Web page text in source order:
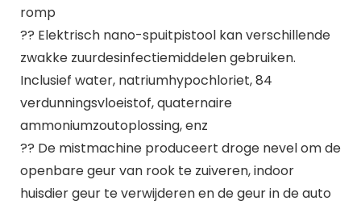
romp
?? Elektrisch nano-spuitpistool kan verschillende
zwakke zuurdesinfectiemiddelen gebruiken.
Inclusief water, natriumhypochloriet, 84
verdunningsvloeistof, quaternaire
ammoniumzoutoplossing, enz
?? De mistmachine produceert droge nevel om de
openbare geur van rook te zuiveren, indoor
huisdier geur te verwijderen en de geur in de auto